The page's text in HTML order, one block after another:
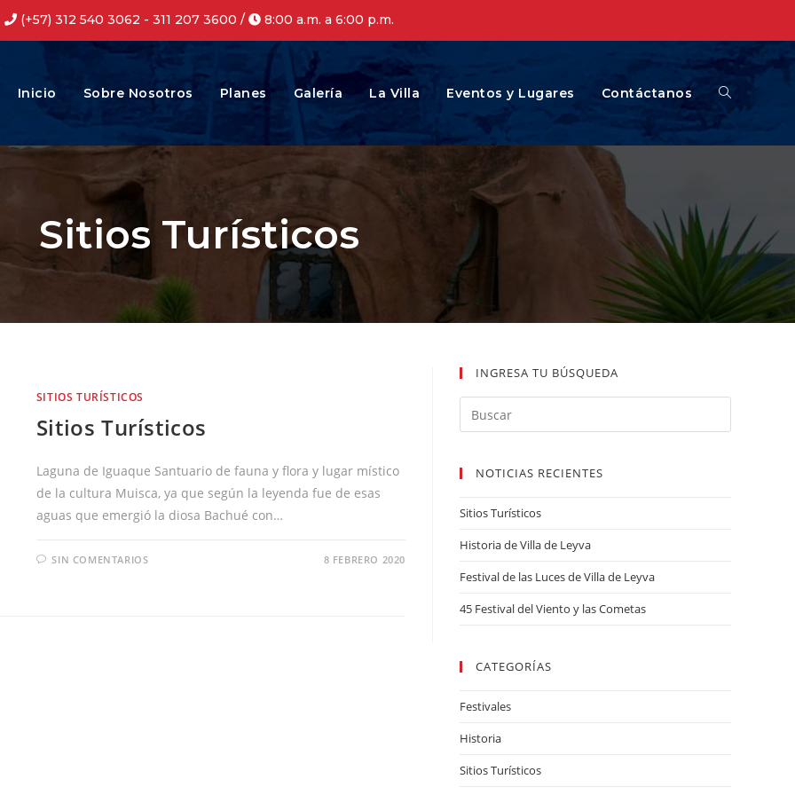
(+57) 312 540 3062 - 311 207 3600 / 8:00 a.m. a 6:00 p.m.
Inicio Sobre Nosotros Planes Galería La Villa Eventos y Lugares Contáctanos
Sitios Turísticos
SITIOS TURÍSTICOS
Sitios Turísticos
Laguna de Iguaque Santuario de fauna y flora y lugar místico
de la cultura Muisca, ya que según la leyenda fue de esas
aguas que emergió la diosa Bachué con…
SIN COMENTARIOS 8 FEBRERO 2020
INGRESA TU BÚSQUEDA
NOTICIAS RECIENTES
Sitios Turísticos
Historia de Villa de Leyva
Festival de las Luces de Villa de Leyva
45 Festival del Viento y las Cometas
CATEGORÍAS
Festivales
Historia
Sitios Turísticos